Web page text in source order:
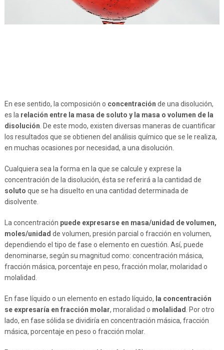
En ese sentido, la composición o concentración de una disolución,
es la relación entre la masa de soluto y la masa o volumen de la
disolución . De este modo, existen diversas maneras de cuantificar
los resultados que se obtienen del análisis químico que se le realiza,
en muchas ocasiones por necesidad, a una disolución.
Cualquiera sea la forma en la que se calcule y exprese la
concentración de la disolución, ésta se referirá a la cantidad de
soluto que se ha disuelto en una cantidad determinada de
disolvente.
La concentración puede expresarse en masa/unidad de volumen,
moles/unidad de volumen, presión parcial o fracción en volumen,
dependiendo el tipo de fase o elemento en cuestión. Así, puede
denominarse, según su magnitud como: concentración másica,
fracción másica, porcentaje en peso, fracción molar, molaridad o
molalidad.
En fase líquido o un elemento en estado líquido, la concentración
se expresaría en fracción molar, moralidad o molalidad
. Por otro
lado, en fase sólida se dividiría en concentración másica, fracción
másica, porcentaje en peso o fracción molar.